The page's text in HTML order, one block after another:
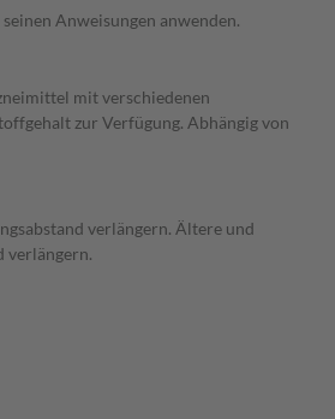
Anweisungen anwenden.
mit verschiedenen
zur Verfügung. Abhängig von
verlängern. Ältere und
verlängern.